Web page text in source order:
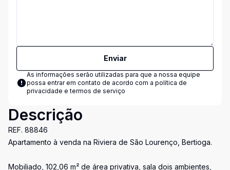
Enviar
As informações serão utilizadas para que a nossa equipe
possa entrar em contato de acordo com a política de
privacidade e termos de serviço
Descrição
REF. 88846
Apartamento à venda na Riviera de São Lourenço, Bertioga.
Mobiliado, 102,06 m² de área privativa, sala dois ambientes,